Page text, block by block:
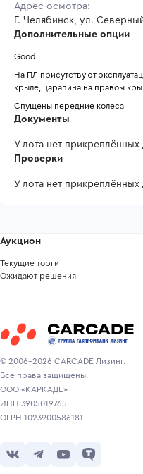
Адрес осмотра:
Г. Челябинск, ул.
Дополнительные опции
Good
На ПЛ присутствуют
крыле, царапина на правом
Спущены передние колеса
Документы
У лота нет прикреплённых
Проверки
У лота нет прикреплённых
© 2006-2026 CARCADE Лизинг.
Все права защищены.
ООО «КАРКАДЕ»
ИНН 3905019765
ОГРН 1023900586181
Аукцион
Текущие торги
Ожидают решения